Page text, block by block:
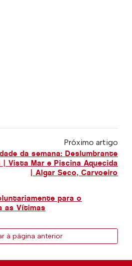
Próximo artigo
da semana: Deslumbrante
| Vista Mar e Piscina Aquecida
| Algar Seco, Carvoeiro
para o
as Vítimas
à página anterior